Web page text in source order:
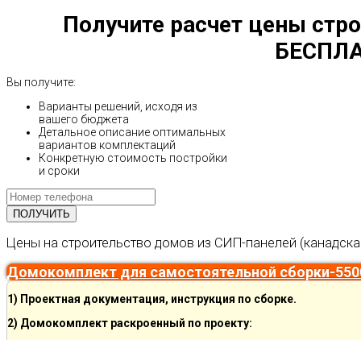
Получите расчет цены
Вы получите:
Варианты решений, исходя из
вашего бюджета
Детальное описание оптимальных
вариантов комплектаций
Конкретную стоимость постройки
и сроки
Цены на строительство домов из СИП-панелей
Домокомплект для самостоятельной сборки-
1) Проектная документация, инструкция по сборке.
2) Домокомплект раскроенный по проекту: